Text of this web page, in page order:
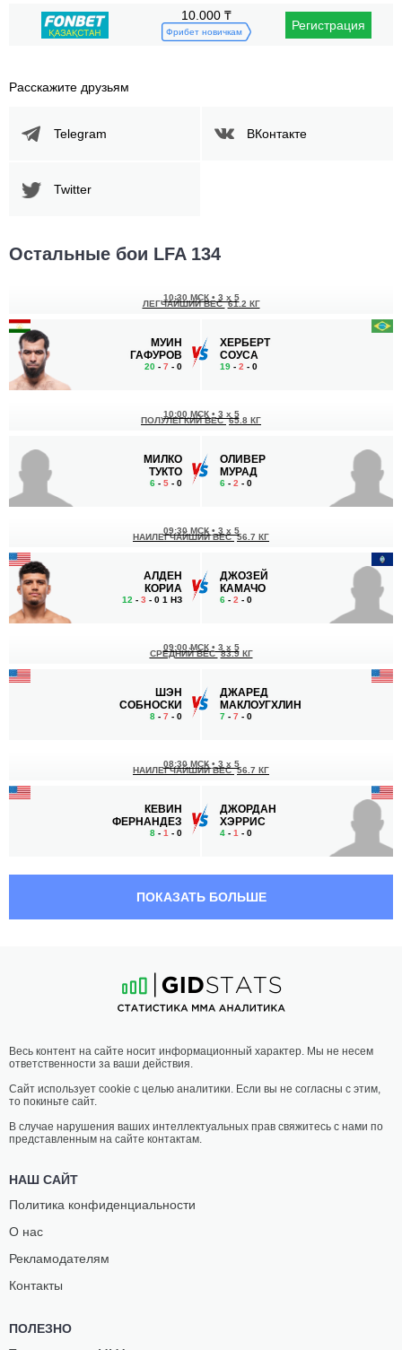
10.000 ₸
Фрибет новичкам Регистрация
Расскажите друзьям
Telegram ВКонтакте
Twitter
Остальные бои LFA 134
МУИН
ГАФУРОВ
20 - 7 - 0
10:30 МСК • 3 x 5
ЛЕГЧАЙШИЙ ВЕС 61.2 КГ
ХЕРБЕРТ
СОУСА
19 - 2 - 0
МИЛКО
ТУКТО
6 - 5 - 0
10:00 МСК • 3 x 5
ПОЛУЛЕГКИЙ ВЕС 65.8 КГ
ОЛИВЕР
МУРАД
6 - 2 - 0
АЛДЕН
КОРИА
12 - 3 - 0 1 НЗ
09:30 МСК • 3 x 5
НАИЛЕГЧАЙШИЙ ВЕС 56.7 КГ
ДЖОЗЕЙ
КАМАЧО
6 - 2 - 0
ШЭН
СОБНОСКИ
8 - 7 - 0
09:00 МСК • 3 x 5
СРЕДНИЙ ВЕС 83.9 КГ
ДЖАРЕД
МАКЛОУГХЛИН
7 - 7 - 0
КЕВИН
ФЕРНАНДЕЗ
8 - 1 - 0
08:30 МСК • 3 x 5
НАИЛЕГЧАЙШИЙ ВЕС 56.7 КГ
ДЖОРДАН
ХЭРРИС
4 - 1 - 0
ГУЗМАН
2-3- 0
07:30 МСК•
ПОЛУТЯЖЕЛЫЙ ВЕС 93 КГ
МЭРЛОУ
ПОКАЗАТЬ БОЛЬШЕ
Весь контент на сайте носит информационный характер. Мы не несем
ответственности за ваши действия.
Сайт использует cookie с целью аналитики. Если вы не согласны с этим,
то покиньте сайт.
В случае нарушения ваших интеллектуальных прав свяжитесь с нами по
представленным на сайте контактам.
НАШ САЙТ
Политика конфиденциальности
О нас
Рекламодателям
Контакты
ПОЛЕЗНО